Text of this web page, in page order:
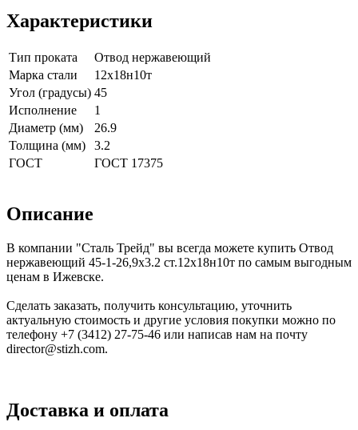
Характеристики
Тип проката
Отвод нержавеющий
Марка стали
12х18н10т
Угол (градусы) 45
Исполнение
1
Диаметр (мм)
26.9
Толщина (мм)
3.2
ГОСТ
ГОСТ 17375
Описание
В компании "Сталь Трейд" вы всегда можете купить Отвод
нержавеющий 45-1-26,9х3.2 ст.12х18н10т по самым выгодным
ценам в Ижевске.
Сделать заказать, получить консультацию, уточнить
актуальную стоимость и другие условия покупки можно по
телефону +7 (3412) 27-75-46 или написав нам на почту
director@stizh.com.
Доставка и оплата